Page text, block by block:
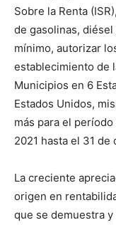
Sobre la Renta
de gasolinas,
mínimo, autorizar
establecimiento de
Municipios en 6
Estados Unidos,
más para el
2021 hasta el 31
La creciente
origen en
que se demuestra